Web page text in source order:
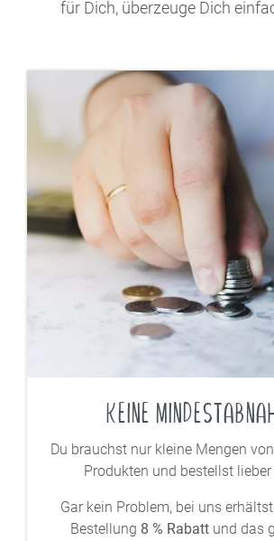
für Dich, überzeuge Dich
KEINE
Du brauchst nur kleine Mengen
Produkten und bestellst lieber
Gar kein Problem, bei uns
Bestellung 8 % Rabattund das